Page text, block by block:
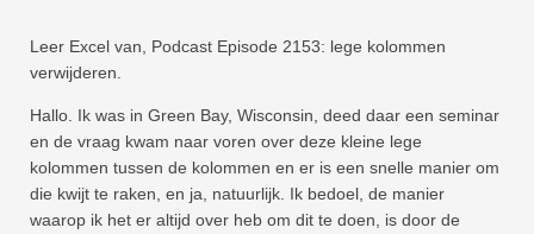
Leer Excel van, Podcast Episode 2153: lege kolommen
verwijderen.
Hallo. Ik was in Green Bay, Wisconsin, deed daar een seminar
en de vraag kwam naar voren over deze kleine lege
kolommen tussen de kolommen en er is een snelle manier om
die kwijt te raken, en ja, natuurlijk. Ik bedoel, de manier
waarop ik het er altijd over heb om dit te doen, is door de